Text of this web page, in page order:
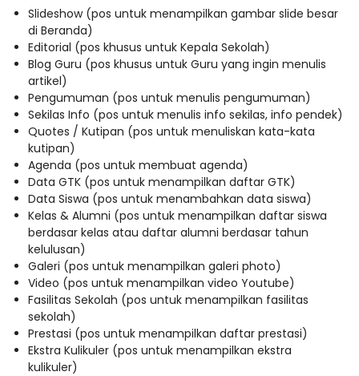
Slideshow (pos untuk menampilkan gambar slide besar
di Beranda)
Editorial (pos khusus untuk Kepala Sekolah)
Blog Guru (pos khusus untuk Guru yang ingin menulis
artikel)
Pengumuman (pos untuk menulis pengumuman)
Sekilas Info (pos untuk menulis info sekilas, info pendek)
Quotes / Kutipan (pos untuk menuliskan kata-kata
kutipan)
Agenda (pos untuk membuat agenda)
Data GTK (pos untuk menampilkan daftar GTK)
Data Siswa (pos untuk menambahkan data siswa)
Kelas & Alumni (pos untuk menampilkan daftar siswa
berdasar kelas atau daftar alumni berdasar tahun
kelulusan)
Galeri (pos untuk menampilkan galeri photo)
Video (pos untuk menampilkan video Youtube)
Fasilitas Sekolah (pos untuk menampilkan fasilitas
sekolah)
Prestasi (pos untuk menampilkan daftar prestasi)
Ekstra Kulikuler (pos untuk menampilkan ekstra
kulikuler)